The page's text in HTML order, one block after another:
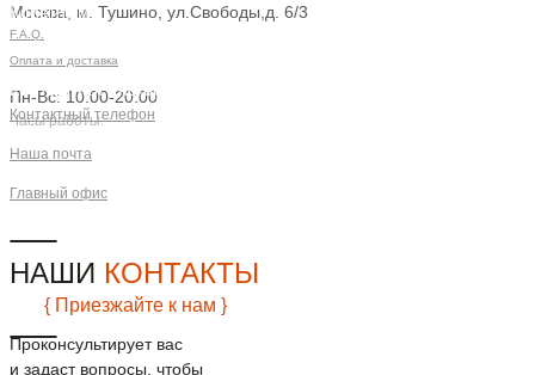
Проконсультирует вас
и задаст вопросы, чтобы
Москва, м. Тушино, ул.Свободы,д. 6/3
Пн-Вс: 10:00-20:00
Часы работы:
НАШИ КОНТАКТЫ
{ Приезжайте к нам }
Клиентам
F.A.Q.
Оплата и доставка
Контактная информация
Контактный телефон
Наша почта
Главный офис